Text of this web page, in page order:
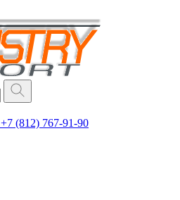
+7 (812) 767-91-90